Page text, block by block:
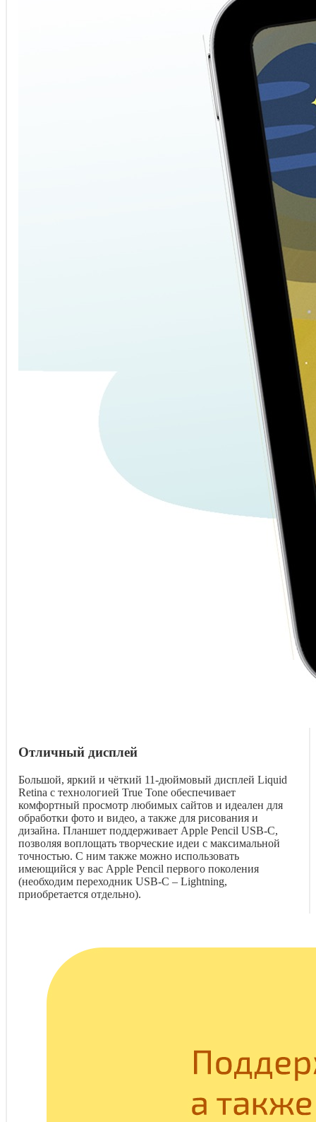
Отличный дисплей
Большой, яркий и чёткий 11-дюймовый дисплей Liquid
Retina с технологией True Tone обеспечивает
комфортный просмотр любимых сайтов и идеален для
обработки фото и видео, а также для рисования и
дизайна. Планшет поддерживает Apple Pencil USB-C,
позволяя воплощать творческие идеи с максимальной
точностью. С ним также можно использовать
имеющийся у вас Apple Pencil первого поколения
(необходим переходник USB-C – Lightning,
приобретается отдельно).